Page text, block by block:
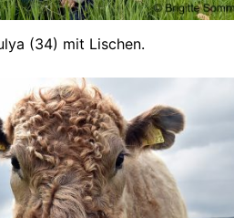
(34) mit Lischen.